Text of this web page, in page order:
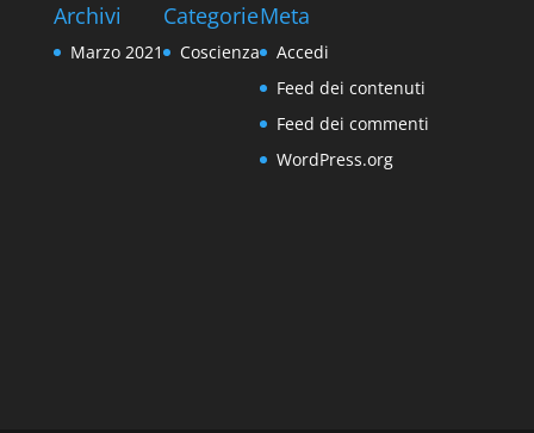
Archivi
Marzo 2021
Categorie
Coscienza
Meta
Accedi
Feed dei contenuti
Feed dei commenti
WordPress.org